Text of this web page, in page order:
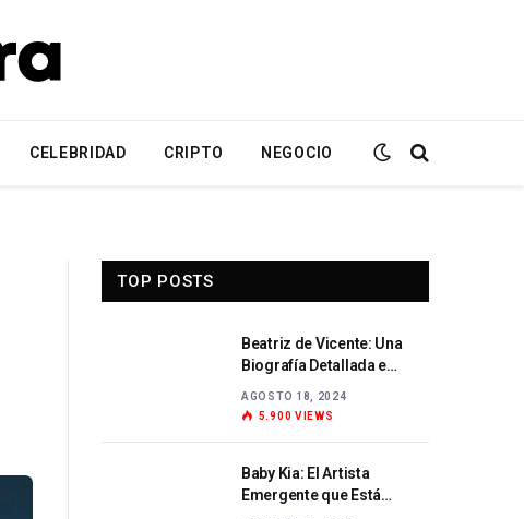
CELEBRIDAD CRIPTO NEGOCIO
TOP POSTS
Beatriz de Vicente: Una
Biografía Detallada e
AGOSTO 18, 2024
5.900 VIEWS
Baby Kia: El Artista
Emergente que Está